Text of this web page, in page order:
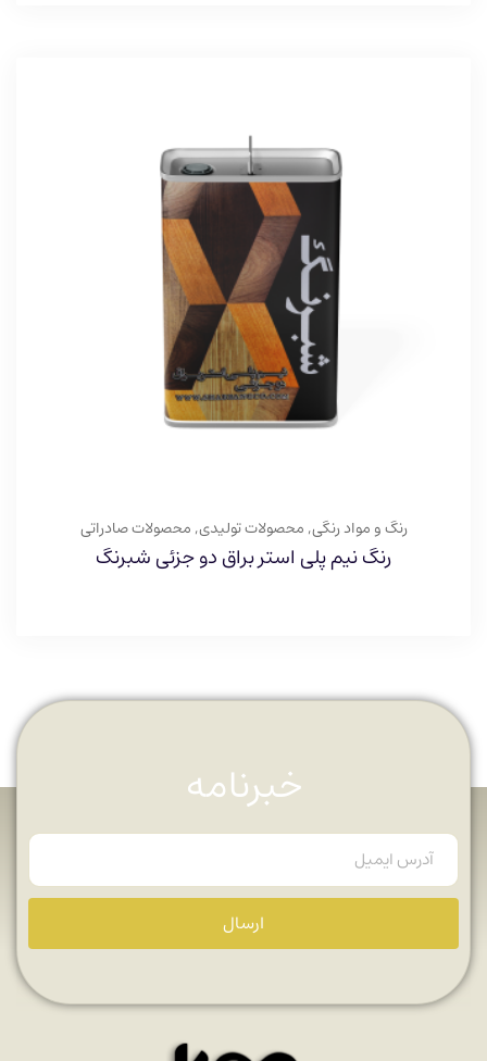
رنگ و مواد رنگی,محصولات تولیدی,محصولات صادراتی
رنگ نیم پلی استر براق دو جزئی شبرنگ
خبرنامه
ارسال